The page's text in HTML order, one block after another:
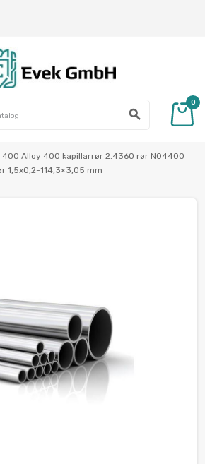
search
0
400 Alloy 400 kapillarrør 2.4360 rør N04400
1,5x0,2-114,3×3,05 mm